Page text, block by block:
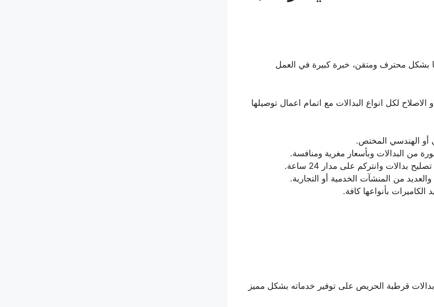
بشكل محترف ومتقن، خبرة كبيرة في العمل
لكل انواع البدالات مع اتمام اعمال توصيلها
أو الهندسي المختص.
من البدالات وبأسعار مغرية ومنافسة.
وانتركم على مدار 24 ساعة.
من المنشآت الخدمية أو التجارية.
بأنواعها كافة.
بدالات قرطبة الحريص على توفير خدماته بشكل مميز